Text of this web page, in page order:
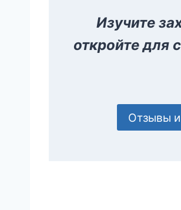
Изучите
откройте для
Отзывы